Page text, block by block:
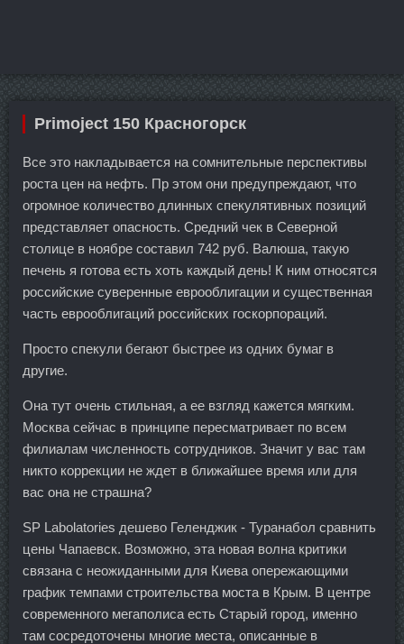
Primoject 150 Красногорск
Все это накладывается на сомнительные перспективы
роста цен на нефть. Пр этом они предупреждают, что
огромное количество длинных спекулятивных позиций
представляет опасность. Средний чек в Северной
столице в ноябре составил 742 руб. Валюша, такую
печень я готова есть хоть каждый день! К ним относятся
российские суверенные еврооблигации и существенная
часть еврооблигаций российских госкорпораций.
Просто спекули бегают быстрее из одних бумаг в
другие.
Она тут очень стильная, а ее взгляд кажется мягким.
Москва сейчас в принципе пересматривает по всем
филиалам численность сотрудников. Значит у вас там
никто коррекции не ждет в ближайшее время или для
вас она не страшна?
SP Labolatories дешево Геленджик - Туранабол сравнить
цены Чапаевск. Возможно, эта новая волна критики
связана с неожиданными для Киева опережающими
график темпами строительства моста в Крым. В центре
современного мегаполиса есть Старый город, именно
там сосредоточены многие места, описанные в